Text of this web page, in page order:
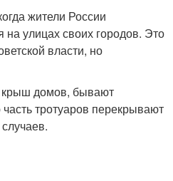
жители России
улицах своих городов. Это
власти, но
крыш домов, бывают
тротуаров перекрывают